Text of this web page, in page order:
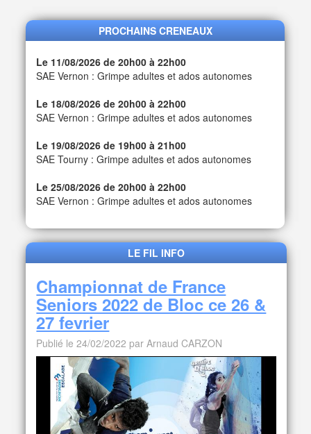
PROCHAINS CRENEAUX
Le 11/08/2026 de 20h00 à 22h00
SAE Vernon : Grimpe adultes et ados autonomes
Le 18/08/2026 de 20h00 à 22h00
SAE Vernon : Grimpe adultes et ados autonomes
Le 19/08/2026 de 19h00 à 21h00
SAE Tourny : Grimpe adultes et ados autonomes
Le 25/08/2026 de 20h00 à 22h00
SAE Vernon : Grimpe adultes et ados autonomes
LE FIL INFO
Championnat de France
Seniors 2022 de Bloc ce 26 &
27 fevrier
Publié le 24/02/2022 par Arnaud CARZON